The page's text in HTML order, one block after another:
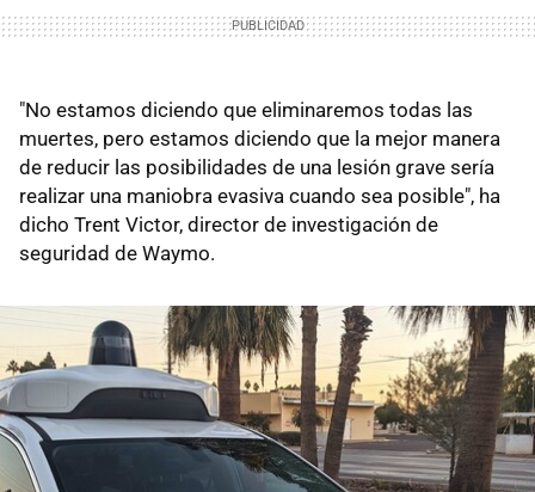
"No estamos diciendo que eliminaremos todas las
muertes, pero estamos diciendo que la mejor manera
de reducir las posibilidades de una lesión grave sería
realizar una maniobra evasiva cuando sea posible", ha
dicho Trent Victor, director de investigación de
seguridad de Waymo.